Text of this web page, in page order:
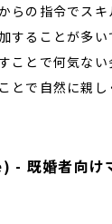
らの指令でス
することが多い
ことで何気な
とで自然に親
既婚者向け